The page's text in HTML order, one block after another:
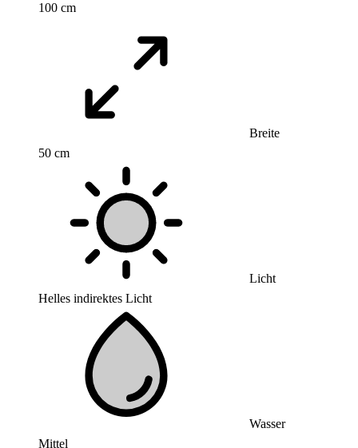
100 cm
Breite
50 cm
Licht
Helles indirektes Licht
Wasser
Mittel